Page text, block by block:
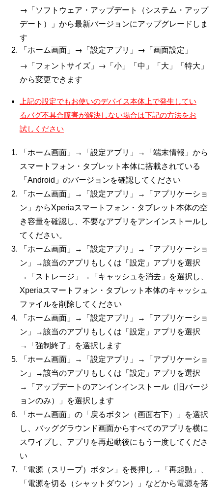
→「ソフトウェア・アップデート（システム・アップ
デート）」から最新バージョンにアップグレードしま
す
「ホーム画面」→「設定アプリ」→「画面設定」
→「フォントサイズ」→「小」「中」「大」「特大」
から変更できます
上記の設定でもお使いのデバイス本体上で発生してい
るバグ不具合障害が解決しない場合は下記の方法をお
試しください
「ホーム画面」→「設定アプリ」→「端末情報」から
スマートフォン・タブレット本体に搭載されている
「 Android 」のバージョンを確認してください
「ホーム画面」→「設定アプリ」→「アプリケーショ
ン」からXperiaスマートフォン・タブレット本体の空
き容量を確認し、不要なアプリをアンインストールし
てください。
「ホーム画面」→「設定アプリ」→「アプリケーショ
ン」→該当のアプリもしくは「設定」アプリを選択
→「ストレージ」→「キャッシュを消去」を選択し、
Xperiaスマートフォン・タブレット本体のキャッシュ
ファイルを削除してください
「ホーム画面」→「設定アプリ」→「アプリケーショ
ン」→該当のアプリもしくは「設定」アプリを選択
→「強制終了」を選択します
「ホーム画面」→「設定アプリ」→「アプリケーショ
ン」→該当のアプリもしくは「設定」アプリを選択
→「アップデートのアンインインストール（旧バージ
ョンのみ）」を選択します
「ホーム画面」の「戻るボタン（画面右下）」を選択
し、バッググラウンド画面からすべてのアプリを横に
スワイプし、アプリを再起動後にもう一度してくださ
い
「電源（スリープ）ボタン」を長押し→「再起動」、
「電源を切る（シャットダウン）」などから電源を落